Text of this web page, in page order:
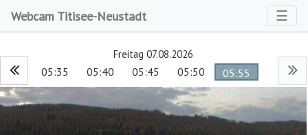
Webcam Titisee-Neustadt ☰
Freitag 07.08.2026
05:35 05:40 05:45 05:50 05:55